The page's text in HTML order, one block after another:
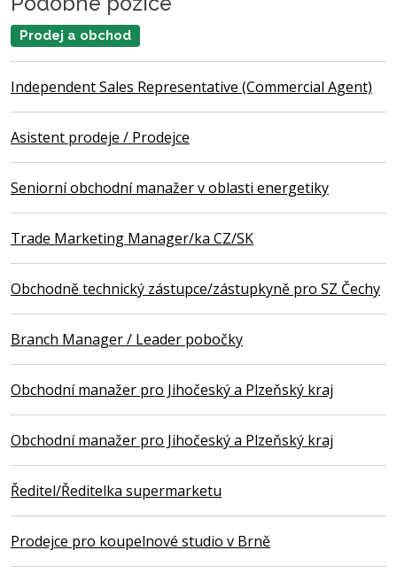
Prodej a obchod
Independent Sales Representative (Commercial Agent)
Asistent prodeje / Prodejce
Seniorní obchodní manažer v oblasti energetiky
Trade Marketing Manager/ka CZ/SK
Obchodně technický zástupce/zástupkyně pro SZ Čechy
Branch Manager / Leader pobočky
Obchodní manažer pro Jihočeský a Plzeňský kraj
Obchodní manažer pro Jihočeský a Plzeňský kraj
Ředitel/Ředitelka supermarketu
Prodejce pro koupelnové studio v Brně